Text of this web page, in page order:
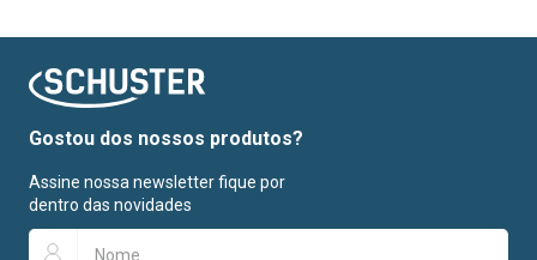
Gostou dos nossos produtos?
Assine nossa newsletter fique por
dentro das novidades